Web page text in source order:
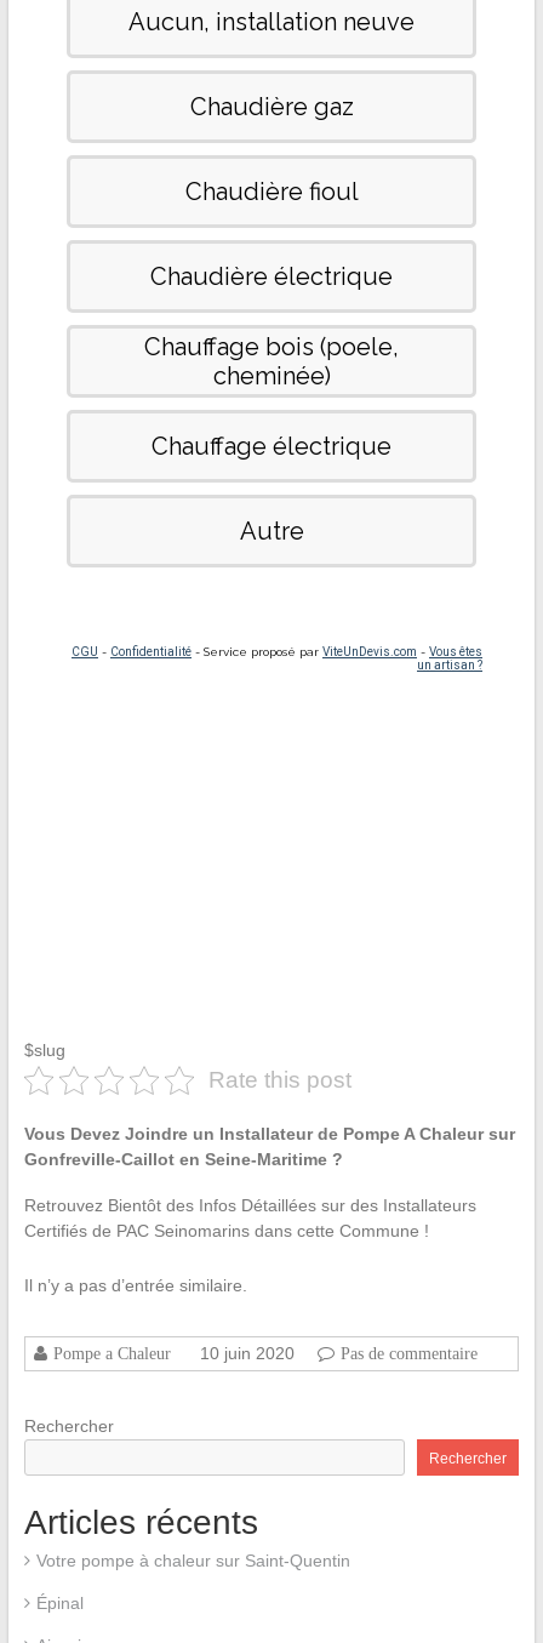
$slug
Rate this post
Vous Devez Joindre un Installateur de Pompe A Chaleur sur
Gonfreville-Caillot en Seine-Maritime ?
Retrouvez Bientôt des Infos Détaillées sur des Installateurs
Certifiés de PAC Seinomarins dans cette Commune !
Il n’y a pas d’entrée similaire.
Pompe a Chaleur 10 juin 2020 Pas de commentaire
Rechercher
Rechercher
Articles récents
Votre pompe à chaleur sur Saint-Quentin
Épinal